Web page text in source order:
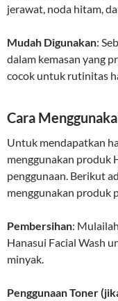
jerawat, noda hitam,
Mudah Digunakan:
dalam kemasan yang
cocok untuk rutinitas
Cara
Untuk mendapatkan
menggunakan produk
penggunaan. Berikut
menggunakan produk
Pembersihan:
Hanasui Facial Wash
minyak.
Penggunaan Toner